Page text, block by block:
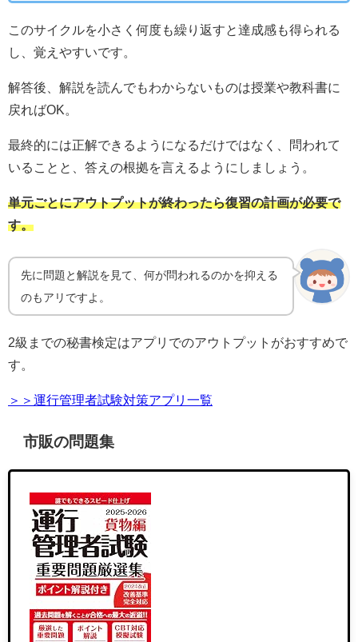
このサイクルを小さく何度も繰り返すと達成感も得られる
し、覚えやすいです。
解答後、解説を読んでもわからないものは授業や教科書に
戻ればOK。
最終的には正解できるようになるだけではなく、問われて
いることと、答えの根拠を言えるようにしましょう。
単元ごとにアウトプットが終わったら復習の計画が必要で
す。
先に問題と解説を見て、何が問われるのかを抑える
のもアリですよ。
2級までの秘書検定はアプリでのアウトプットがおすすめで
す。
＞＞運行管理者試験対策アプリ一覧
市販の問題集